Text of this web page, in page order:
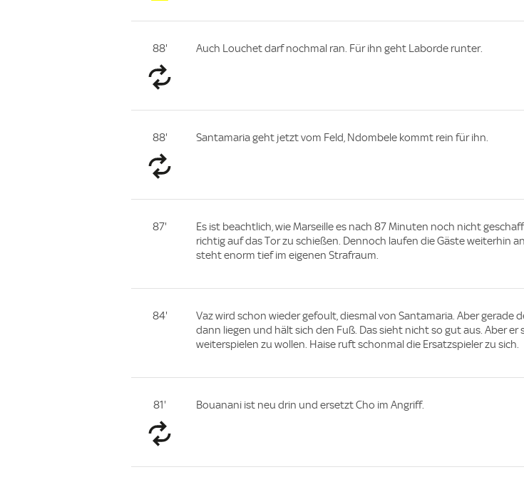
88' Auch Louchet darf nochmal ran. Für ihn geht Laborde runter.
88' Santamaria geht jetzt vom Feld, Ndombele kommt rein für ihn.
87'
Es ist beachtlich, wie Marseille es nach 87 Minuten noch nicht
richtig auf das Tor zu schießen. Dennoch laufen die Gäste weiterhin
steht enorm tief im eigenen Strafraum.
84'
Vaz wird schon wieder gefoult, diesmal von Santamaria. Aber gerade
dann liegen und hält sich den Fuß. Das sieht nicht so gut aus. Aber er
weiterspielen zu wollen. Haise ruft schonmal die Ersatzspieler zu sich.
81' Bouanani ist neu drin und ersetzt Cho im Angriff.